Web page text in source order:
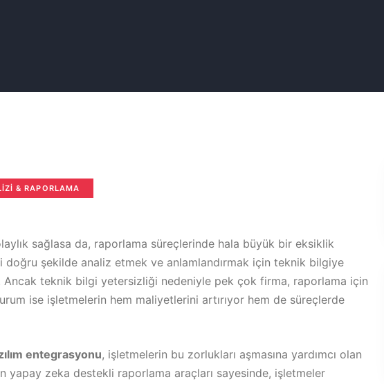
& RAPORLAMA
sağlasa da, raporlama süreçlerinde hala büyük bir eksiklik
şekilde analiz etmek ve anlamlandırmak için teknik bilgiye
Ancak teknik bilgi yetersizliği nedeniyle pek çok firma, raporlama için
ise işletmelerin hem maliyetlerini artırıyor hem de süreçlerde
entegrasyonu, işletmelerin bu zorlukları aşmasına yardımcı olan
yapay zeka destekli raporlama araçları sayesinde, işletmeler